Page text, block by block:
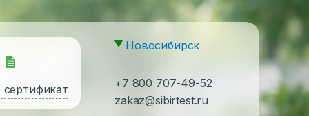
сертификат
Новосибирск
+7 800 707-49-52
zakaz@sibirtest.ru